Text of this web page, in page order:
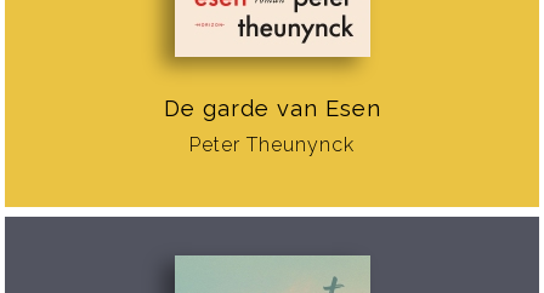
De garde van Esen
Peter Theunynck